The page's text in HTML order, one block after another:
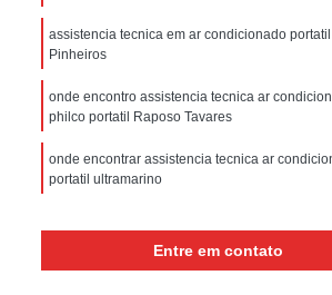
Tecnica Refrigerador com Defeito
com Problema
Assistencia Tecnica Refrigerador Não
Electrolux Assistencia Tecnica
Assistencia Tecnica Maquina
Lavadora e Secadora
Assistencia Tecnica Secadora
assistencia tecnica em ar condicionado
Pinheiros
onde encontro assistencia tecnica ar
philco portatil Raposo Tavares
onde encontrar assistencia tecnica ar
portatil ultramarino
portatil consul Cerqueira César
Entre em contato